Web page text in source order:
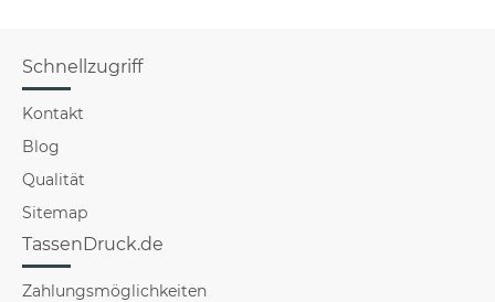
Schnellzugriff
Kontakt
Blog
Qualität
Sitemap
TassenDruck.de
Zahlungsmöglichkeiten